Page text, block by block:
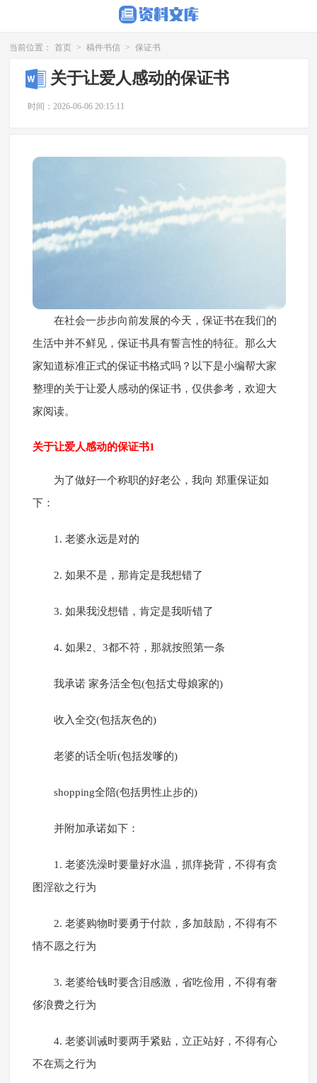
当前位置： 首页 > 稿件书信 > 保证书
关于让爱人感动的保证书
时间：2026-06-06 20:15:11
在社会一步步向前发展的今天，保证书在我们的
生活中并不鲜见，保证书具有誓言性的特征。那么大
家知道标准正式的保证书格式吗？以下是小编帮大家
整理的关于让爱人感动的保证书，仅供参考，欢迎大
家阅读。
关于让爱人感动的保证书1
为了做好一个称职的好老公，我向 郑重保证如
下：
1. 老婆永远是对的
2. 如果不是，那肯定是我想错了
3. 如果我没想错，肯定是我听错了
4. 如果2、3都不符，那就按照第一条
我承诺 家务活全包(包括丈母娘家的)
收入全交(包括灰色的)
老婆的话全听(包括发嗲的)
shopping全陪(包括男性止步的)
并附加承诺如下：
1. 老婆洗澡时要量好水温，抓痒挠背，不得有贪
图淫欲之行为
2. 老婆购物时要勇于付款，多加鼓励，不得有不
情不愿之行为
3. 老婆给钱时要含泪感激，省吃俭用，不得有奢
侈浪费之行为
4. 老婆训诫时要两手紧贴，立正站好，不得有心
不在焉之行为